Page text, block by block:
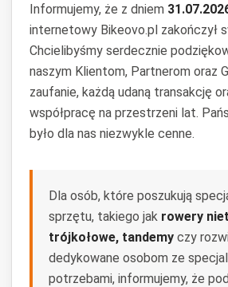
Informujemy, że z dniem
internetowy Bikeovo.pl zakończył
Chcielibyśmy serdecznie
naszym Klientom, Partnerom oraz
zaufanie, każdą udaną transakcję
współpracę na przestrzeni lat.
było dla nas niezwykle cenne.
Dla osób, które poszukują
sprzętu, takiego jak rowery
trójkołowe, tandemy czy
dedykowane osobom ze
potrzebami, informujemy, że